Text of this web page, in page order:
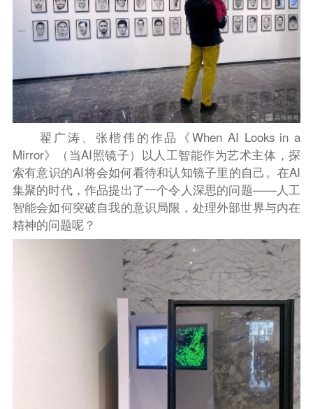
翟广涛、张楷伟的作品《When AI Looks in a
Mirror》（当AI照镜子）以人工智能作为艺术主体，探
索有意识的AI将会如何看待和认知镜子里的自己。在AI
集聚的时代，作品提出了一个令人深思的问题——人工
智能会如何突破自我的意识局限，处理外部世界与内在
精神的问题呢？